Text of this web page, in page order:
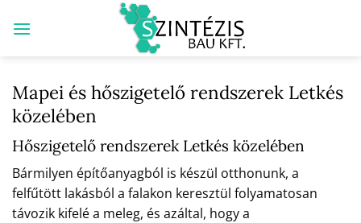
Mapei és hőszigetelő rendszerek Letkés
közelében
Hőszigetelő rendszerek Letkés közelében
Bármilyen építőanyagból is készül otthonunk, a
felfűtött lakásból a falakon keresztül folyamatosan
távozik kifelé a meleg, és azáltal, hogy a